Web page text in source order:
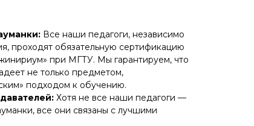
Все наши педагоги, независимо
проходят обязательную сертификацию
при МГТУ. Мы гарантируем, что
не только предметом,
подходом к обучению.
Хотя не все наши педагоги —
все они связаны с лучшими